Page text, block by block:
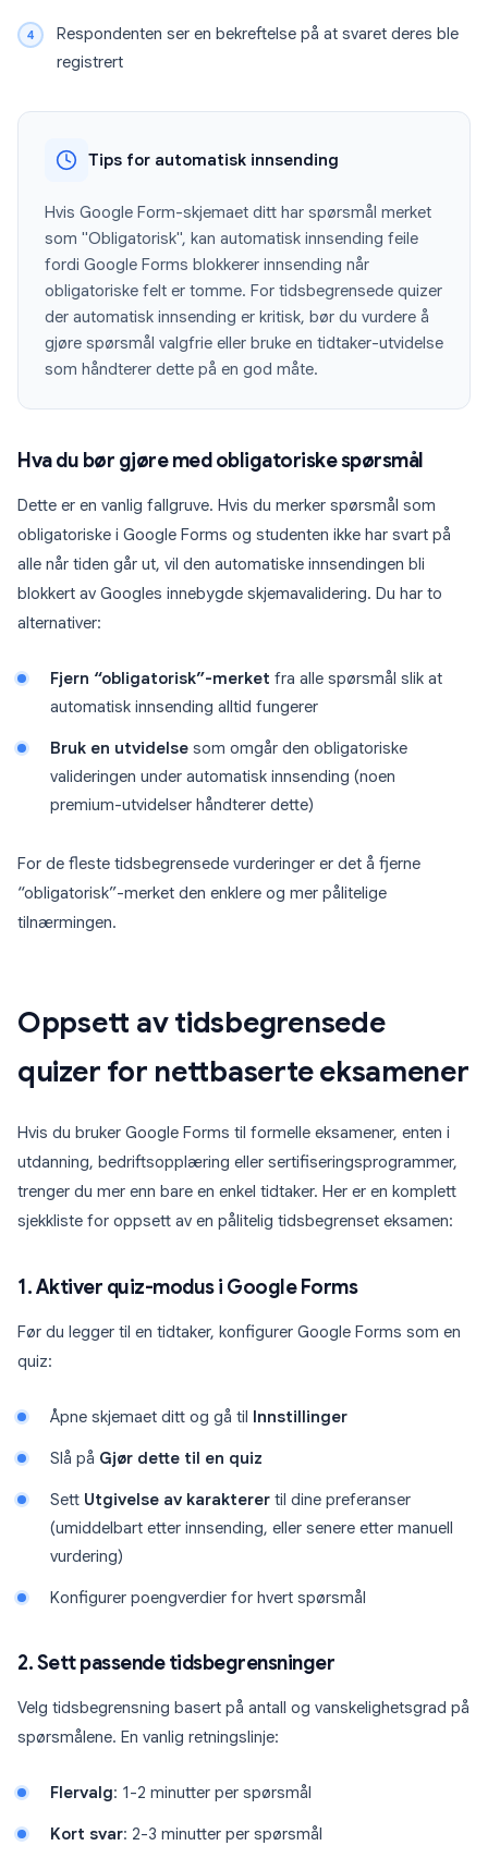
Respondenten ser en bekreftelse på at svaret deres ble
registrert
Tips for automatisk innsending
Hvis Google Form-skjemaet ditt har spørsmål merket
som "Obligatorisk", kan automatisk innsending feile
fordi Google Forms blokkerer innsending når
obligatoriske felt er tomme. For tidsbegrensede quizer
der automatisk innsending er kritisk, bør du vurdere å
gjøre spørsmål valgfrie eller bruke en tidtaker-utvidelse
som håndterer dette på en god måte.
Hva du bør gjøre med obligatoriske spørsmål
Dette er en vanlig fallgruve. Hvis du merker spørsmål som
obligatoriske i Google Forms og studenten ikke har svart på
alle når tiden går ut, vil den automatiske innsendingen bli
blokkert av Googles innebygde skjemavalidering. Du har to
alternativer:
Fjern “obligatorisk”-merket fra alle spørsmål slik at
automatisk innsending alltid fungerer
Bruk en utvidelse som omgår den obligatoriske
valideringen under automatisk innsending (noen
premium-utvidelser håndterer dette)
For de fleste tidsbegrensede vurderinger er det å fjerne
“obligatorisk”-merket den enklere og mer pålitelige
tilnærmingen.
Oppsett av tidsbegrensede
quizer for nettbaserte eksamener
Hvis du bruker Google Forms til formelle eksamener, enten i
utdanning, bedriftsopplæring eller sertifiseringsprogrammer,
trenger du mer enn bare en enkel tidtaker. Her er en komplett
sjekkliste for oppsett av en pålitelig tidsbegrenset eksamen:
1. Aktiver quiz-modus i Google Forms
Før du legger til en tidtaker, konfigurer Google Forms som en
quiz:
Åpne skjemaet ditt og gå til Innstillinger
Slå på Gjør dette til en quiz
Sett Utgivelse av karakterer til dine preferanser
(umiddelbart etter innsending, eller senere etter manuell
vurdering)
Konfigurer poengverdier for hvert spørsmål
2. Sett passende tidsbegrensninger
Velg tidsbegrensning basert på antall og vanskelighetsgrad på
spørsmålene. En vanlig retningslinje:
Flervalg: 1-2 minutter per spørsmål
Kort svar: 2-3 minutter per spørsmål